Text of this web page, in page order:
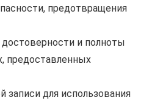
предотвращения
и полноты
предоставленных
записи для использования